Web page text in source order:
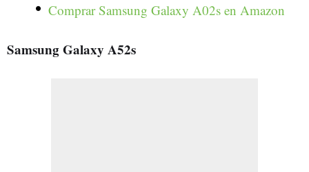
Comprar Samsung Galaxy A02s en Amazon
SamsungGalaxy A52s